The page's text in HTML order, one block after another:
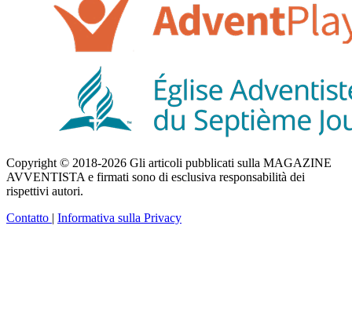
Copyright © 2018-2026 Gli articoli pubblicati sulla MAGAZINE
AVVENTISTA e firmati sono di esclusiva responsabilità dei
rispettivi autori.
Contatto | Informativa sulla Privacy